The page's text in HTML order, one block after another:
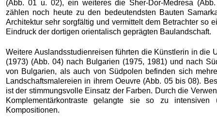
(Abb. 01 u. 02), ein weiteres die Sher-Dor-Medresa
zählen noch heute zu den bedeutendsten Bauten
Architektur sehr sorgfältig und vermittelt dem Betrachter so
Eindruck der dortigen orientalisch geprägten Baulandschaft.
Weitere Auslandsstudienreisen führten die Künstlerin in die
(1973) (Abb. 04) nach Bulgarien (1975, 1981) und nach
von Bulgarien, als auch von Südpolen befinden sich
Landschaftsmalereien in ihrem Oeuvre (Abb. 05 bis 08).
ist der stimmungsvolle Einsatz der Farben. Durch die
Komplementärkontraste gelangte sie so zu intensiven
Kompositionen.